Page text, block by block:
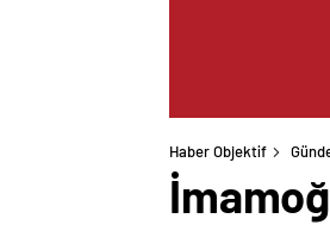
Haber Objektif